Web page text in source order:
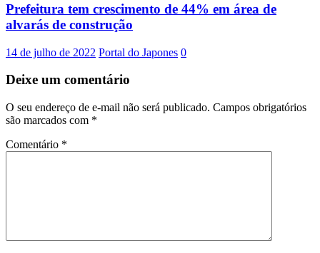
Prefeitura tem crescimento de 44% em área de
alvarás de construção
14 de julho de 2022 Portal do Japones 0
Deixe um comentário
O seu endereço de e-mail não será publicado. Campos obrigatórios
são marcados com *
Comentário *